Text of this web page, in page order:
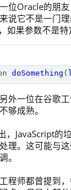
位Oracle的朋
说它不是一门
如果参数不是特
doSomething (
外一位在谷歌
够成熟。
，JavaScript的
理。这可能与
。
程师都曾提到